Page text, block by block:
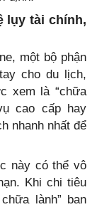
lụy tài chính,
một bộ phận
cho du lịch,
xem là “chữa
cao cấp hay
nhanh nhất để
này có thể vô
Khi chi tiêu
lành” ban